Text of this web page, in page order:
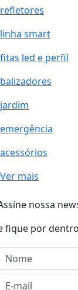
refletores
linha smart
fitas led e perfil
balizadores
jardim
emergência
acessórios
Ver mais
nossa
fique por
mail